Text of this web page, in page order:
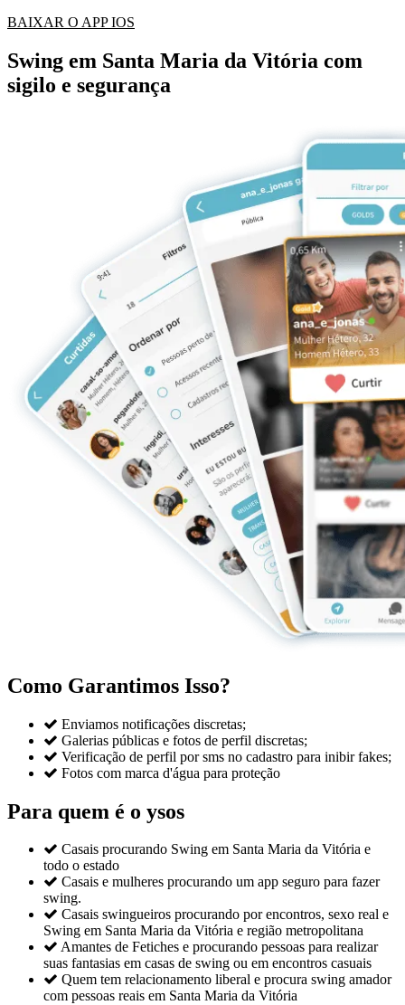
BAIXAR O APP IOS
Swing em Santa Maria da Vitória com
sigilo e segurança
Como Garantimos Isso?
 Enviamos notificações discretas;
 Galerias públicas e fotos de perfil discretas;
 Verificação de perfil por sms no cadastro para inibir fakes;
 Fotos com marca d'água para proteção
Para quem é o ysos
 Casais procurando Swing em Santa Maria da Vitória e
todo o estado
 Casais e mulheres procurando um app seguro para fazer
swing.
 Casais swingueiros procurando por encontros, sexo real e
Swing em Santa Maria da Vitória e região metropolitana
 Amantes de Fetiches e procurando pessoas para realizar
suas fantasias em casas de swing ou em encontros casuais
 Quem tem relacionamento liberal e procura swing amador
com pessoas reais em Santa Maria da Vitória